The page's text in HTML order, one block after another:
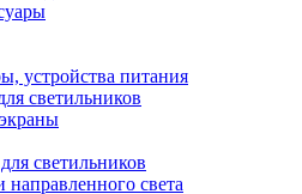
устройства питания
светильников
светильников
света